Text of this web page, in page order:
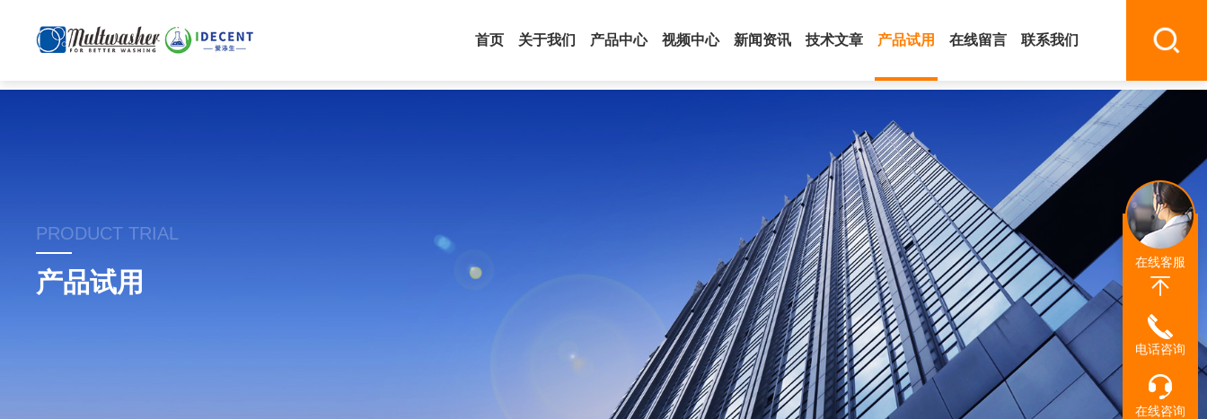
首页 关于我们 产品中心 视频中心 新闻资讯 技术文章 产品试用 在线留言 联系我们
PRODUCT TRIAL
产品试用
在线客服
电话咨询
在线咨询